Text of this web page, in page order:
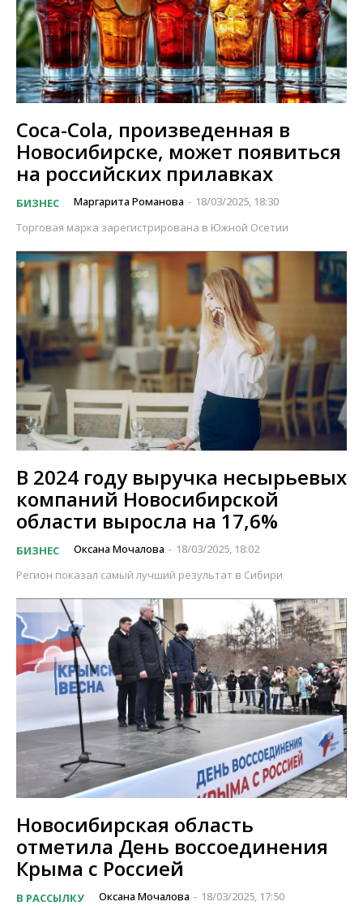
Coca-Cola, произведенная в
Новосибирске, может появиться
на российских прилавках
БИЗНЕС Маргарита Романова - 18/03/2025, 18:30
Торговая марка зарегистрирована в Южной Осетии
В 2024 году выручка несырьевых
компаний Новосибирской
области выросла на 17,6%
БИЗНЕС Оксана Мочалова - 18/03/2025, 18:02
Регион показал самый лучший результат в Сибири
Новосибирская область
отметила День воссоединения
Крыма с Россией
В РАССЫЛКУ Оксана Мочалова - 18/03/2025, 17:50